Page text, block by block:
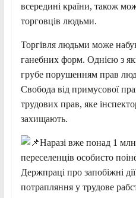
всередині країни, також
торговців людьми.
Торгівля людьми може
ганебних форм. Однією з
грубе порушенням прав
Свобода від примусової
трудових прав, яке
захищають.
Наразі вже понад 1
переселенців особисто
Держпраці про запобіжні
потрапляння у трудове